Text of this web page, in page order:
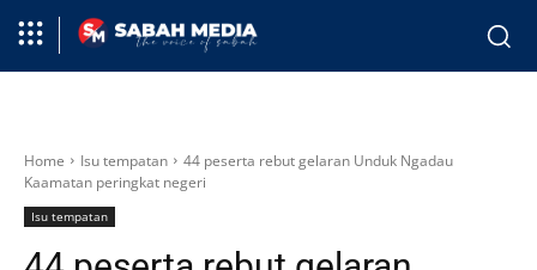
Home Isu tempatan
44 peserta rebut gelaran Unduk Ngadau
Kaamatan peringkat negeri
Isu tempatan